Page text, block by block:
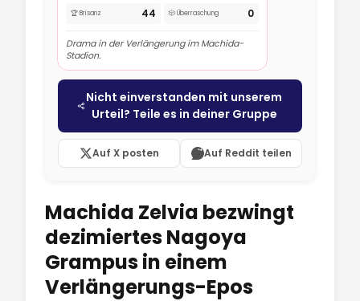
🏆 Brisanz 44 🎲 Überraschung 0
Drama in der Verlängerung im Machida-
Stadion.
Nicht einverstanden mit unserem
Urteil? Teile es in deiner Gruppe
Auf X posten Auf Reddit teilen
Machida Zelvia bezwingt
dezimiertes Nagoya
Grampus in einem
Verlängerungs-Epos